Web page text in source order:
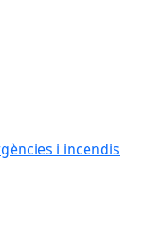
i incendis